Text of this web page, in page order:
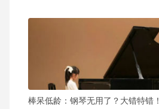
棒呆低龄：钢琴无用了？大错特错！